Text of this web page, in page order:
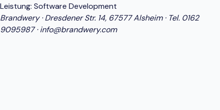
Leistung: Software Development
Brandwery · Dresdener Str. 14, 67577 Alsheim · Tel. 0162
9095987·info@brandwery.com